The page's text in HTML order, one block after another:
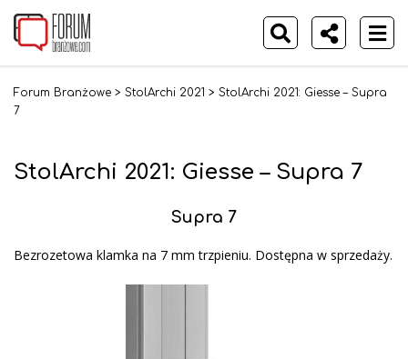
Forum Branżowe > StolArchi 2021 > StolArchi 2021: Giesse – Supra
7
StolArchi 2021: Giesse – Supra 7
Supra 7
Bezrozetowa klamka na 7 mm trzpieniu. Dostępna w sprzedaży.